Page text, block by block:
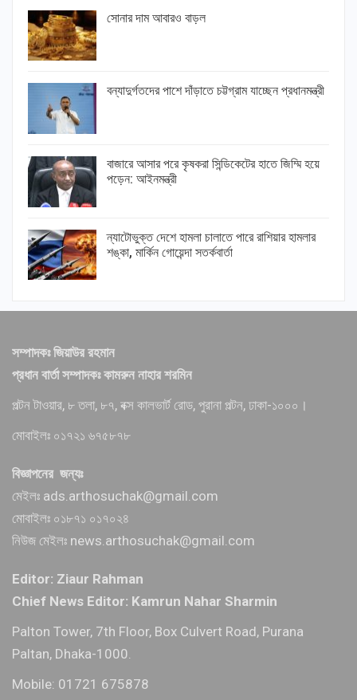
সোনার দাম আবারও বাড়ল
বন্যাদুর্গতদের পাশে দাঁড়াতে চট্টগ্রাম যাচ্ছেন প্রধানমন্ত্রী
বাজারে আসার পরে কৃষকরা সিন্ডিকেটের হাতে জিম্মি হয়ে
পড়েন: আইনমন্ত্রী
ন্যাটোভুক্ত দেশে হামলা চালাতে পারে রাশিয়ার হামলার
শঙ্কা, মার্কিন গোয়েন্দা সতর্কবার্তা
সম্পাদকঃ জিয়াউর রহমান
প্রধান বার্তা সম্পাদকঃ কামরুন নাহার শরমিন
পল্টন টাওয়ার, ৮ তলা, ৮৭, বক্স কালভার্ট রোড, পুরানা পল্টন, ঢাকা-১০০০।
মোবাইলঃ ০১৭২১ ৬৭৫৮৭৮
বিজ্ঞাপনের জন্যঃ
মেইলঃ ads.arthosuchak@gmail.com
মোবাইলঃ ০১৮৭১ ০১৭০২৪
নিউজ মেইলঃ news.arthosuchak@gmail.com
Editor: Ziaur Rahman
Chief News Editor: Kamrun Nahar Sharmin
Palton Tower, 7th Floor, Box Culvert Road, Purana
Paltan, Dhaka-1000.
Mobile: 01721 675878